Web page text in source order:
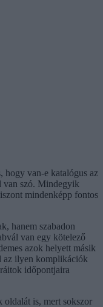
hogy van-e katalógus az
van szó. Mindegyik
mindenképp fontos
hanem szabadon
van egy kötelező
azok helyett másik
az ilyen komplikációk
időpontjaira
oldalát is, mert sokszor